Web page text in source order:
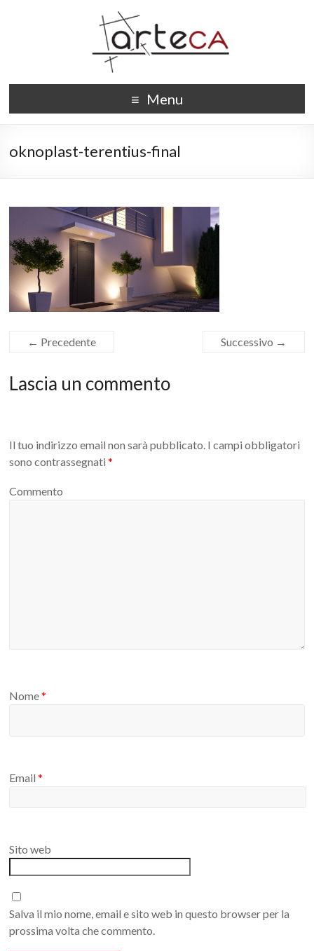
Menu
oknoplast-terentius-final
← Precedente Successivo →
Lascia un commento
Il tuo indirizzo email non sarà pubblicato. I campi obbligatori
sono contrassegnati*
Commento
Nome*
Email*
Sito web
Salva il mio nome, email e sito web in questo browser per la
prossima volta che commento.